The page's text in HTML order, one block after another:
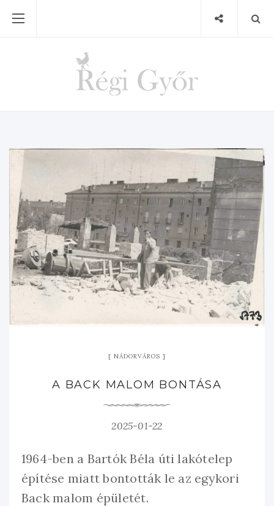
NÁDORVÁROS
A BACK MALOM BONTÁSA
2025-01-22
1964-ben a Bartók Béla úti lakótelep
építése miatt bontották le az egykori
Back malom épületét.